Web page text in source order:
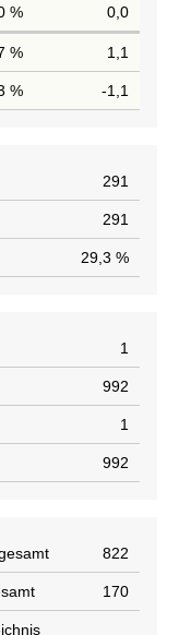
% 0,0
% 1,1
% -1,1
291
291
29,3 %
1
992
1
992
822
170